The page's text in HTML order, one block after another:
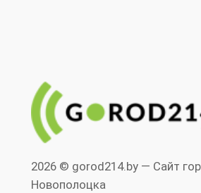
2026 © gorod214.by — Сайт
Новополоцка